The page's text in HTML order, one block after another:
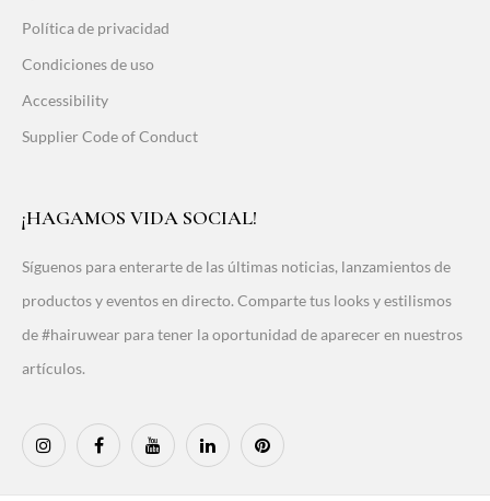
Política de privacidad
Condiciones de uso
Accessibility
Supplier Code of Conduct
¡HAGAMOS VIDA SOCIAL!
Síguenos para enterarte de las últimas noticias, lanzamientos de
productos y eventos en directo. Comparte tus looks y estilismos
de #hairuwear para tener la oportunidad de aparecer en nuestros
artículos.